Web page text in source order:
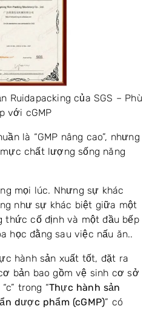
Ruidapacking của SGS – Phù
với cGMP
là “GMP nâng cao”, nhưng
chất lượng sống năng
mọi lúc. Nhưng sự khác
như sự khác biệt giữa một
thức cố định và một đầu bếp
học đằng sau việc nấu ăn..
hành sản xuất tốt, đặt ra
bản bao gồm vệ sinh cơ sở
trong “Thực hành sản
dược phẩm (cGMP)” có